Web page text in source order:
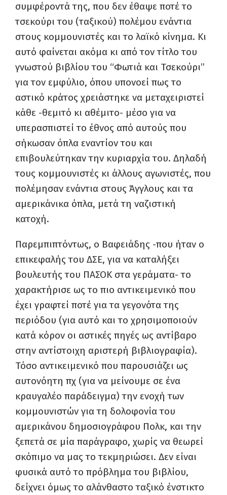
συμφέροντά της, που δεν έθαψε ποτέ το
τσεκούρι του (ταξικού) πολέμου ενάντια
στους κομμουνιστές και το λαϊκό κίνημα. Κι
αυτό φαίνεται ακόμα κι από τον τίτλο του
γνωστού βιβλίου του “Φωτιά και Τσεκούρι”
για τον εμφύλιο, όπου υπονοεί πως το
αστικό κράτος χρειάστηκε να μεταχειριστεί
κάθε -θεμιτό κι αθέμιτο- μέσο για να
υπερασπιστεί το έθνος από αυτούς που
σήκωσαν όπλα εναντίον του και
επιβουλεύτηκαν την κυριαρχία του. Δηλαδή
τους κομμουνιστές κι άλλους αγωνιστές, που
πολέμησαν ενάντια στους Άγγλους και τα
αμερικάνικα όπλα, μετά τη ναζιστική
κατοχή.
Παρεμπιπτόντως, ο Βαφειάδης -που ήταν ο
επικεφαλής του ΔΣΕ, για να καταλήξει
βουλευτής του ΠΑΣΟΚ στα γεράματα- το
χαρακτήρισε ως το πιο αντικειμενικό που
έχει γραφτεί ποτέ για τα γεγονότα της
περιόδου (για αυτό και το χρησιμοποιούν
κατά κόρον οι αστικές πηγές ως αντίβαρο
στην αντίστοιχη αριστερή βιβλιογραφία).
Τόσο αντικειμενικό που παρουσιάζει ως
αυτονόητη πχ (για να μείνουμε σε ένα
κραυγαλέο παράδειγμα) την ενοχή των
κομμουνιστών για τη δολοφονία του
αμερικάνου δημοσιογράφου Πολκ, και την
ξεπετά σε μία παράγραφο, χωρίς να θεωρεί
σκόπιμο να μας το τεκμηριώσει. Δεν είναι
φυσικά αυτό το πρόβλημα του βιβλίου,
δείχνει όμως το αλάνθαστο ταξικό ένστικτο